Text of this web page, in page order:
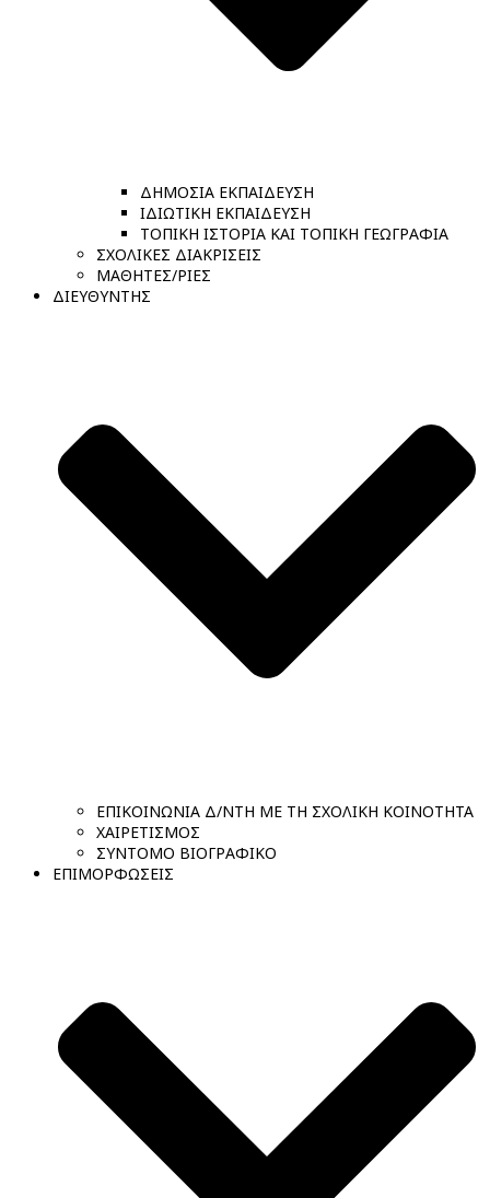
ΔΗΜΟΣΙΑ ΕΚΠΑΙΔΕΥΣΗ
ΙΔΙΩΤΙΚΗ ΕΚΠΑΙΔΕΥΣΗ
ΤΟΠΙΚΗ ΙΣΤΟΡΙΑ ΚΑΙ ΤΟΠΙΚΗ ΓΕΩΓΡΑΦΙΑ
ΣΧΟΛΙΚΕΣ ΔΙΑΚΡΙΣΕΙΣ
ΜΑΘΗΤΕΣ/ΡΙΕΣ
ΔΙΕΥΘΥΝΤΗΣ
ΕΠΙΚΟΙΝΩΝΙΑ Δ/ΝΤΗ ΜΕ ΤΗ ΣΧΟΛΙΚΗ ΚΟΙΝΟΤΗΤΑ
ΧΑΙΡΕΤΙΣΜΟΣ
ΣΥΝΤΟΜΟ ΒΙΟΓΡΑΦΙΚΟ
ΕΠΙΜΟΡΦΩΣΕΙΣ